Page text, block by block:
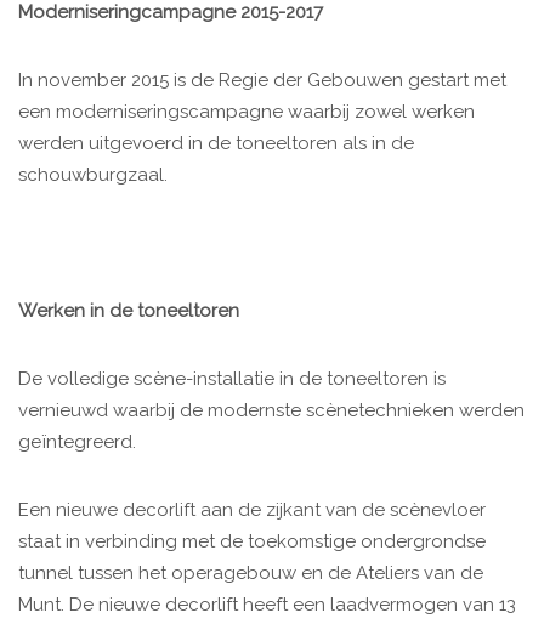
Moderniseringcampagne 2015-2017
In november 2015 is de Regie der Gebouwen gestart met
een moderniseringscampagne waarbij zowel werken
werden uitgevoerd in de toneeltoren als in de
schouwburgzaal.
Werken in de toneeltoren
De volledige scène-installatie in de toneeltoren is
vernieuwd waarbij de modernste scènetechnieken werden
geïntegreerd.
Een nieuwe decorlift aan de zijkant van de scènevloer
staat in verbinding met de toekomstige ondergrondse
tunnel tussen het operagebouw en de Ateliers van de
Munt. De nieuwe decorlift heeft een laadvermogen van 13